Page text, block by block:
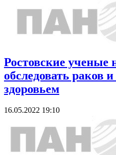
Ростовские ученые
обследовать раков
здоровьем
16.05.2022 19:10